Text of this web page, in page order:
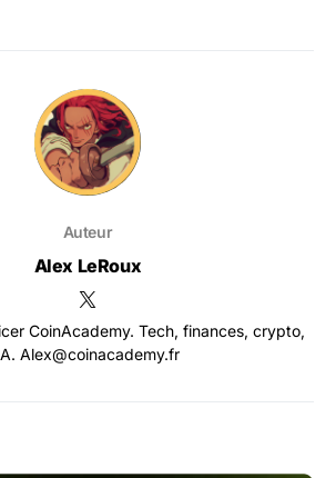
Auteur
Alex LeRoux
CoinAcademy. Tech, finances, crypto,
Alex@coinacademy.fr